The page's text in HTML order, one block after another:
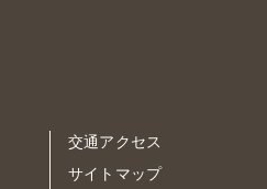
交通アクセス
サイトマップ